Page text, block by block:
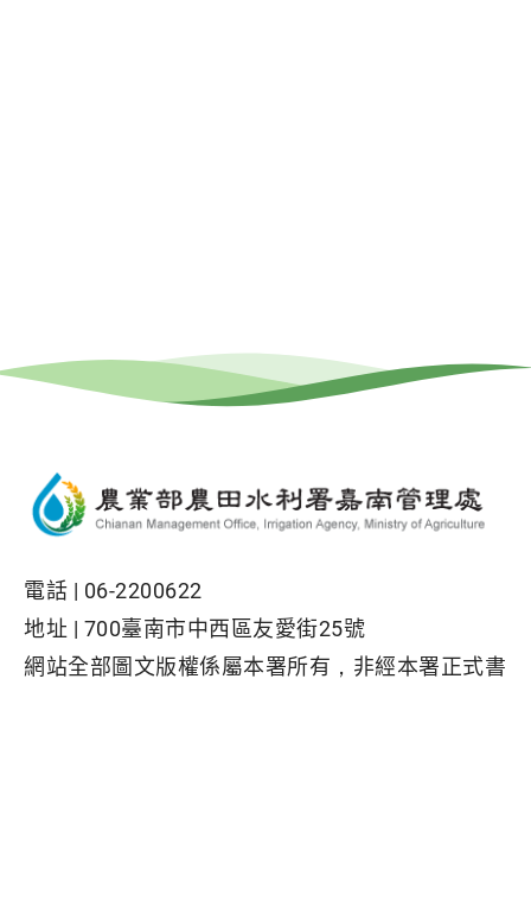
電話 | 06-2200622
地址 | 700臺南市中西區友愛街25號
網站全部圖文版權係屬本署所有，非經本署正式書